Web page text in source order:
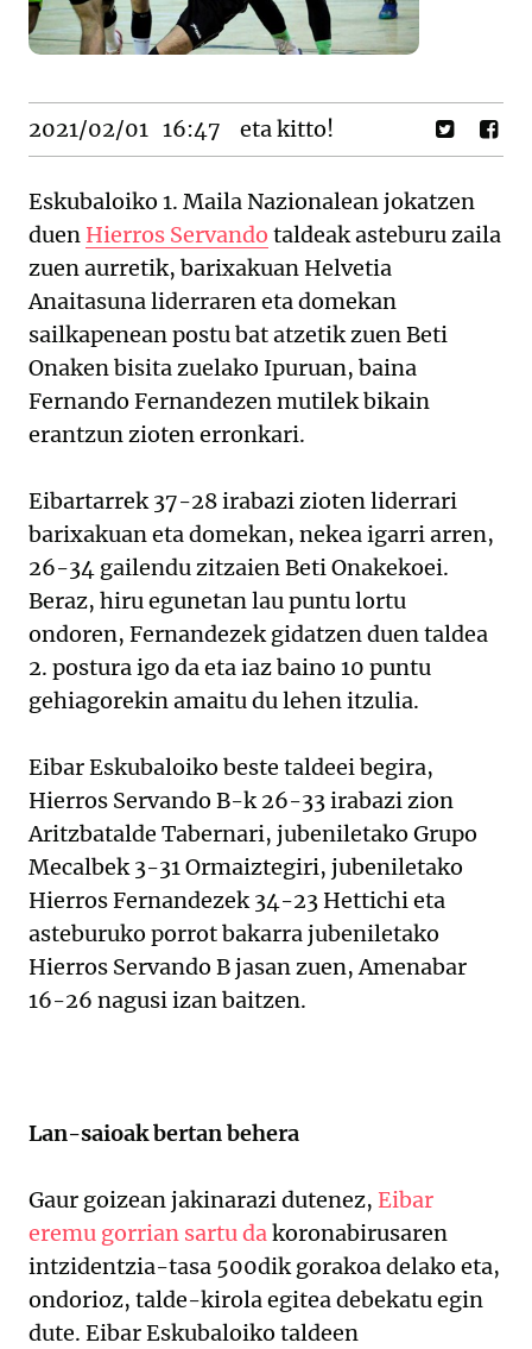
2021/02/01 16:47 eta kitto!
Eskubaloiko 1. Maila Nazionalean jokatzen
duen Hierros Servando taldeak asteburu zaila
zuen aurretik, barixakuan Helvetia
Anaitasuna liderraren eta domekan
sailkapenean postu bat atzetik zuen Beti
Onaken bisita zuelako Ipuruan, baina
Fernando Fernandezen mutilek bikain
erantzun zioten erronkari.
Eibartarrek 37-28 irabazi zioten liderrari
barixakuan eta domekan, nekea igarri arren,
26-34 gailendu zitzaien Beti Onakekoei.
Beraz, hiru egunetan lau puntu lortu
ondoren, Fernandezek gidatzen duen taldea
2. postura igo da eta iaz baino 10 puntu
gehiagorekin amaitu du lehen itzulia.
Eibar Eskubaloiko beste taldeei begira,
Hierros Servando B-k 26-33 irabazi zion
Aritzbatalde Tabernari, jubeniletako Grupo
Mecalbek 3-31 Ormaiztegiri, jubeniletako
Hierros Fernandezek 34-23 Hettichi eta
asteburuko porrot bakarra jubeniletako
Hierros Servando B jasan zuen, Amenabar
16-26 nagusi izan baitzen.
Lan-saioak bertan behera
Gaur goizean jakinarazi dutenez, Eibar
eremu gorrian sartu dakoronabirusaren
intzidentzia-tasa 500dik gorakoa delako eta,
ondorioz, talde-kirola egitea debekatu egin
dute. Eibar Eskubaloiko taldeen